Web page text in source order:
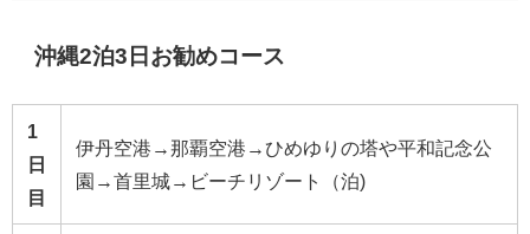
沖縄2泊3日お勧めコース
1
日
目
伊丹空港→那覇空港→ひめゆりの塔や平和記念公
園→首里城→ビーチリゾート（泊)